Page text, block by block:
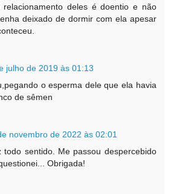
deles é doentio e não
deixado de dormir com ela apesar
julho de 2019 às 01:13
o esperma dele que ela havia
de sêmen
novembro de 2022 às 02:01
todo sentido. Me passou despercebido
Obrigada!